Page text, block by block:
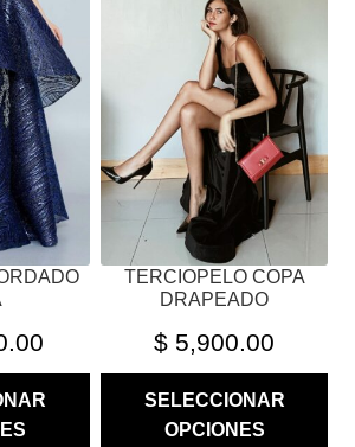
TERCIOPELO COPA
DRAPEADO
$ 5,900.00
SELECCIONAR
OPCIONES
VARIANTES.
OPCIONES
SE
PUEDEN
ELEGIR
EN
PÁGINA